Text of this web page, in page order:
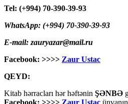
Tel: (+994) 70-390-39-93
WhatsApp: (+994) 70-390-39-93
E-mail: zauryazar@mail.ru
Facebook: >>>> Zaur Ustac
QEYD:
Kitab hərracları hər həftənin ŞƏNBƏ
Facebook: >>>> Zaur Ustac